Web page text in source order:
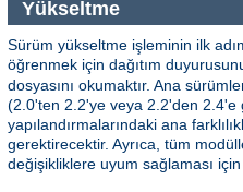
Yükseltme
Sürüm yükseltme işleminin ilk
öğrenmek için dağıtım
dosyasını okumaktır. Ana
(2.0'ten 2.2'ye veya 2.2'den 2.4'e
yapılandırmalarındaki ana
gerektirecektir. Ayrıca, tüm
değişikliklere uyum sağlaması